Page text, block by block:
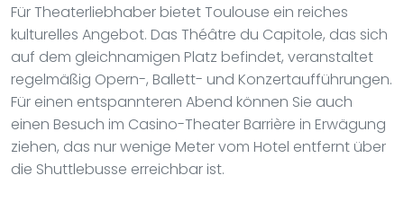
Für Theaterliebhaber bietet Toulouse ein reiches
kulturelles Angebot. Das Théâtre du Capitole, das sich
auf dem gleichnamigen Platz befindet, veranstaltet
regelmäßig Opern-, Ballett- und Konzertaufführungen.
Für einen entspannteren Abend können Sie auch
einen Besuch im Casino-Theater Barrière in Erwägung
ziehen, das nur wenige Meter vom Hotel entfernt über
die Shuttlebusse erreichbar ist.